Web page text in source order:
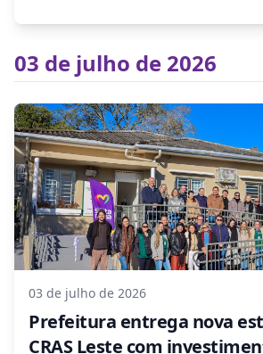
03 de julho de 2026
03 de julho de 2026
Prefeitura entrega nova
CRAS Leste com